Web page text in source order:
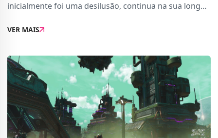
inicialmente foi uma desilusão, continua na sua longa
de falhanço pode tornar-se numa históri
VER MAIS